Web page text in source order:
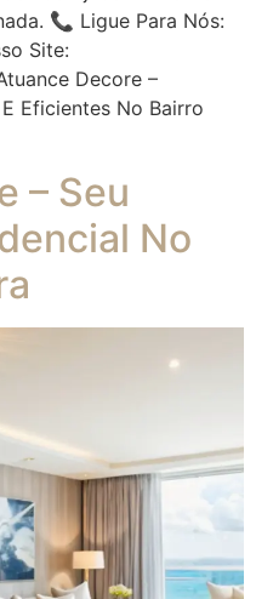
📞 Ligue Para Nós:
Site:
Decore –
Eficientes No Bairro
– Seu
No